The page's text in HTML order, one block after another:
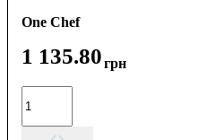
One Chef
1 135.80грн